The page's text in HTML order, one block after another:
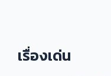
เรื่องเด่น